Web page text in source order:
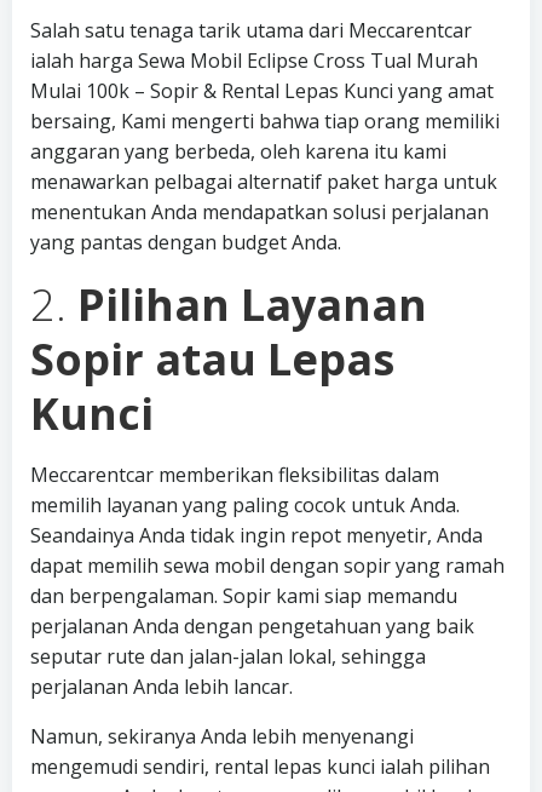
Salah satu tenaga tarik utama dari Meccarentcar
ialah harga Sewa Mobil Eclipse Cross Tual Murah
Mulai 100k – Sopir & Rental Lepas Kunci yang amat
bersaing, Kami mengerti bahwa tiap orang memiliki
anggaran yang berbeda, oleh karena itu kami
menawarkan pelbagai alternatif paket harga untuk
menentukan Anda mendapatkan solusi perjalanan
yang pantas dengan budget Anda.
2. Pilihan Layanan
Sopir atau Lepas
Kunci
Meccarentcar memberikan fleksibilitas dalam
memilih layanan yang paling cocok untuk Anda.
Seandainya Anda tidak ingin repot menyetir, Anda
dapat memilih sewa mobil dengan sopir yang ramah
dan berpengalaman. Sopir kami siap memandu
perjalanan Anda dengan pengetahuan yang baik
seputar rute dan jalan-jalan lokal, sehingga
perjalanan Anda lebih lancar.
Namun, sekiranya Anda lebih menyenangi
mengemudi sendiri, rental lepas kunci ialah pilihan